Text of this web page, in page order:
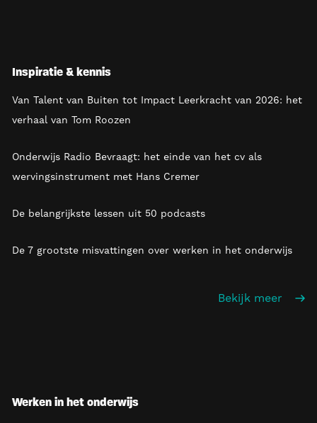
Inspiratie & kennis
Van Talent van Buiten tot Impact Leerkracht van 2026: het
verhaal van Tom Roozen
Onderwijs Radio Bevraagt: het einde van het cv als
wervingsinstrument met Hans Cremer
De belangrijkste lessen uit 50 podcasts
De 7 grootste misvattingen over werken in het onderwijs
Bekijk meer
Werken in het onderwijs